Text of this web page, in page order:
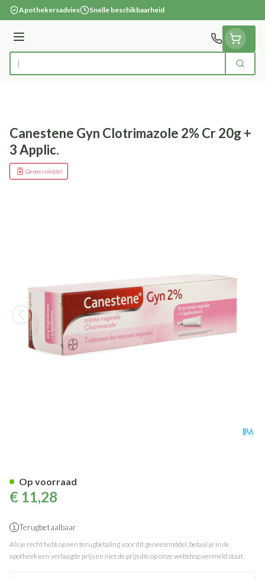
Ga naar de inhoud
Apothekersadvies Snelle beschikbaarheid
Menu
Product, merk, categorie... Zoek
Canestene Gyn Clotrimazole 2% Cr 20g +
3 Applic.
Geneesmiddel
€ 11,28
Terugbetaalbaar
Als je recht hebt op een terugbetaling voor dit geneesmiddel, betaal je in de
apotheek een verlaagde prijs en niet de prijs die op onze webshop vermeld staat.
Op voorraad